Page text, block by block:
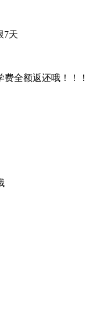
7天
全额返还哦！！！